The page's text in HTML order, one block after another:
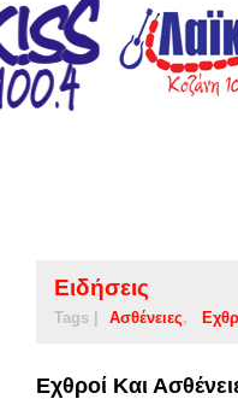
Ειδήσεις
Tags | Ασθένειες
Εχθροί Και